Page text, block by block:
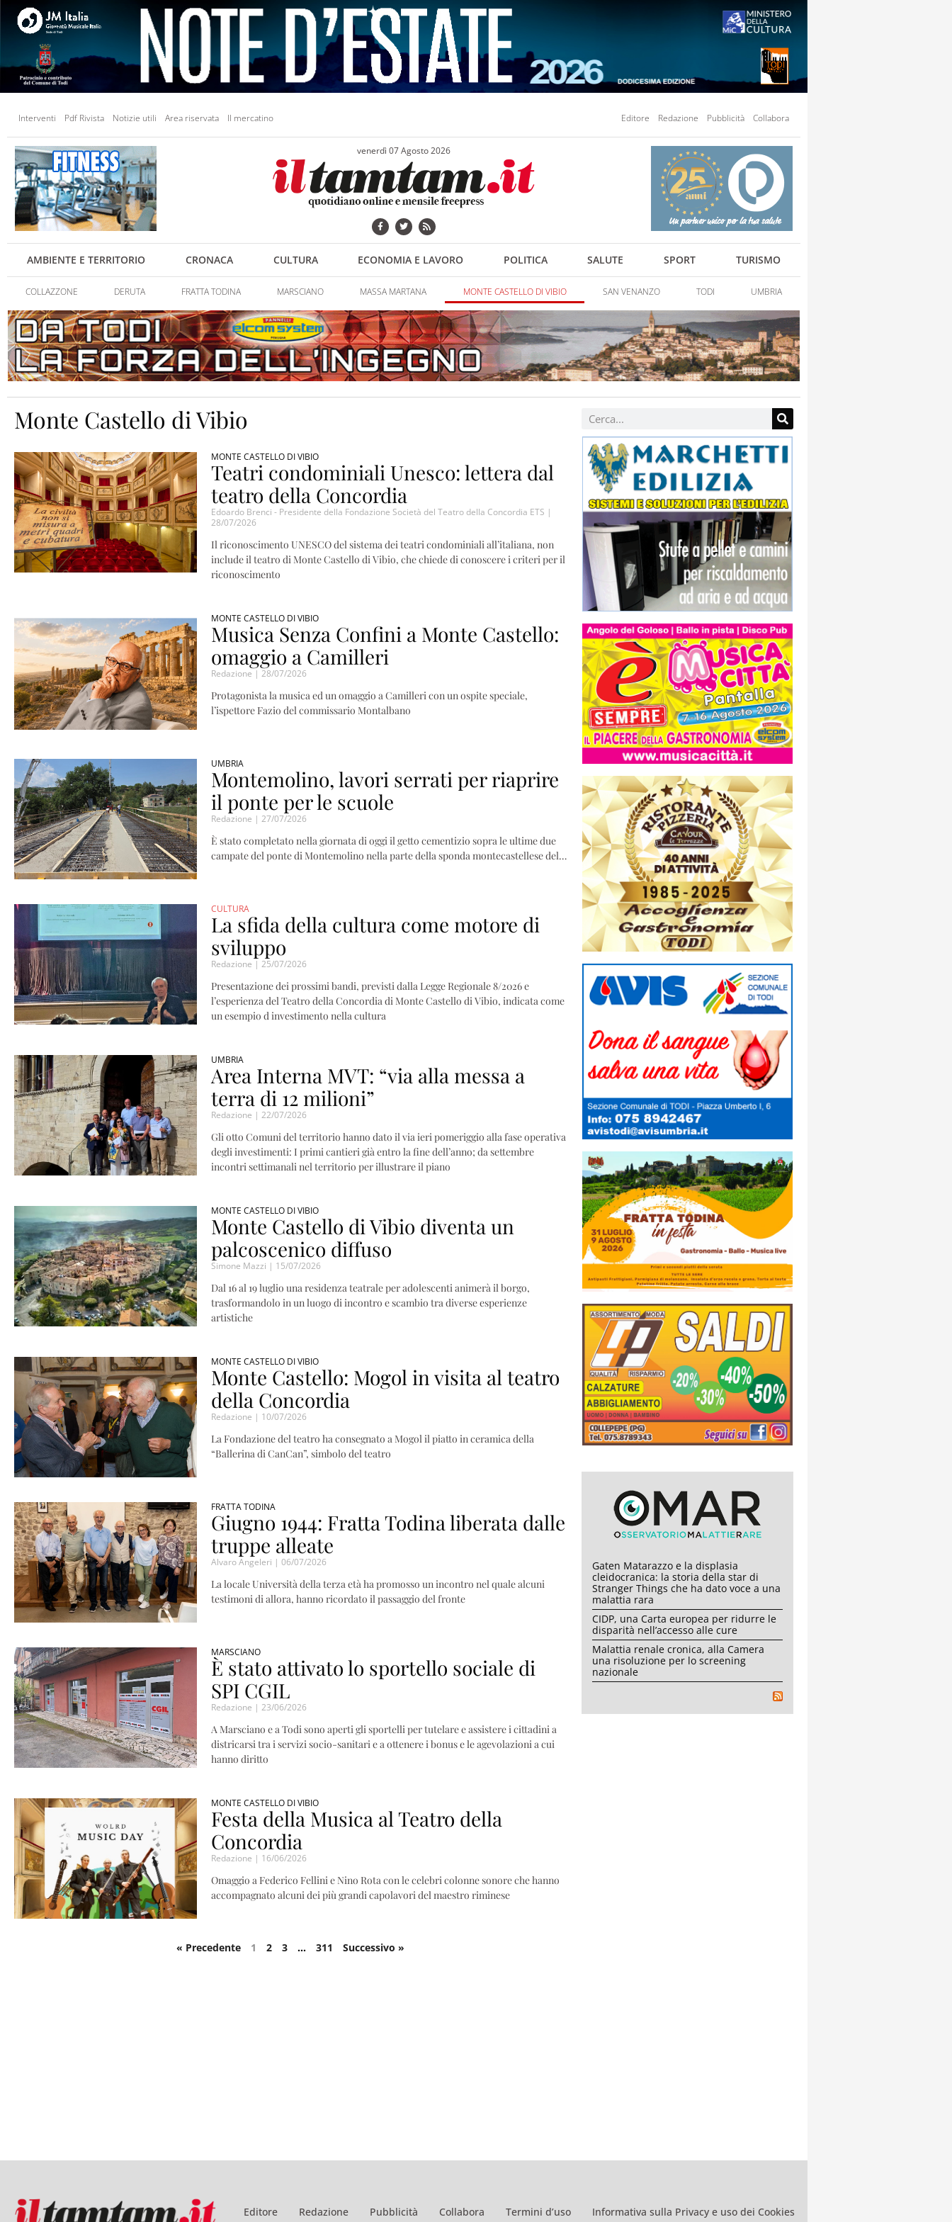
Interventi Pdf Rivista Notizie utili Area riservata Il mercatino Editore Redazione Pubblicità Collabora
venerdì 07 Agosto 2026
AMBIENTE E TERRITORIO CRONACA CULTURA ECONOMIA E LAVORO POLITICA SALUTE SPORT TURISMO
COLLAZZONE DERUTA FRATTA TODINA MARSCIANO MASSA MARTANA MONTE CASTELLO DI VIBIO SAN VENANZO TODI UMBRIA
Monte Castello di Vibio
MONTE CASTELLO DI VIBIO
Teatri condominiali Unesco: lettera dal
teatro della Concordia
Edoardo Brenci - Presidente della Fondazione Società del Teatro della Concordia ETS
28/07/2026
Il riconoscimento UNESCO del sistema dei teatri condominiali all’italiana, non
include il teatro di Monte Castello di Vibio, che chiede di conoscere i criteri per il
riconoscimento
MONTE CASTELLO DI VIBIO
Musica Senza Confini a Monte Castello:
omaggio a Camilleri
Redazione 28/07/2026
Protagonista la musica ed un omaggio a Camilleri con un ospite speciale,
l’ispettore Fazio del commissario Montalbano
UMBRIA
Montemolino, lavori serrati per riaprire
il ponte per le scuole
Redazione 27/07/2026
È stato completato nella giornata di oggi il getto cementizio sopra le ultime due
campate del ponte di Montemolino nella parte della sponda montecastellese del…
CULTURA
La sfida della cultura come motore di
sviluppo
Redazione 25/07/2026
Presentazione dei prossimi bandi, previsti dalla Legge Regionale 8/2026 e
l’esperienza del Teatro della Concordia di Monte Castello di Vibio, indicata come
un esempio d investimento nella cultura
UMBRIA
Area Interna MVT: “via alla messa a
terra di 12 milioni”
Redazione 22/07/2026
Gli otto Comuni del territorio hanno dato il via ieri pomeriggio alla fase operativa
degli investimenti: I primi cantieri già entro la fine dell’anno; da settembre
incontri settimanali nel territorio per illustrare il piano
MONTE CASTELLO DI VIBIO
Monte Castello di Vibio diventa un
palcoscenico diffuso
Simone Mazzi 15/07/2026
Dal 16 al 19 luglio una residenza teatrale per adolescenti animerà il borgo,
trasformandolo in un luogo di incontro e scambio tra diverse esperienze
artistiche
MONTE CASTELLO DI VIBIO
Monte Castello: Mogol in visita al teatro
della Concordia
Redazione 10/07/2026
La Fondazione del teatro ha consegnato a Mogol il piatto in ceramica della
“Ballerina di CanCan”, simbolo del teatro
FRATTA TODINA
Giugno 1944: Fratta Todina liberata dalle
truppe alleate
Alvaro Angeleri 06/07/2026
La locale Università della terza età ha promosso un incontro nel quale alcuni
testimoni di allora, hanno ricordato il passaggio del fronte
MARSCIANO
È stato attivato lo sportello sociale di
SPI CGIL
Redazione 23/06/2026
A Marsciano e a Todi sono aperti gli sportelli per tutelare e assistere i cittadini a
districarsi tra i servizi socio-sanitari e a ottenere i bonus e le agevolazioni a cui
hanno diritto
MONTE CASTELLO DI VIBIO
Festa della Musica al Teatro della
Concordia
Redazione 16/06/2026
Omaggio a Federico Fellini e Nino Rota con le celebri colonne sonore che hanno
accompagnato alcuni dei più grandi capolavori del maestro riminese
« Precedente 1 2 3 … 311 Successivo »
Gaten Matarazzo e la displasia
cleidocranica: la storia della star di
Stranger Things che ha dato voce a una
malattia rara
CIDP, una Carta europea per ridurre le
disparità nell’accesso alle cure
Malattia renale cronica, alla Camera
una risoluzione per lo screening
nazionale
Editore Redazione Pubblicità Collabora Termini d’uso Informativa sulla Privacy e uso dei Cookies